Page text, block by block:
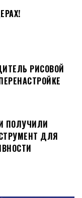
РИСОВОЙ
ПОЛУЧИЛИ
ДЛЯ